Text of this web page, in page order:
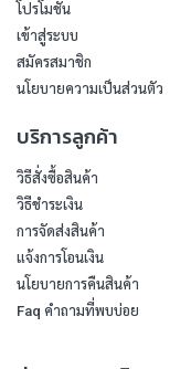
โปรโมชั่น
เข้าสู่ระบบ
สมัครสมาชิก
นโยบายความเป็นส่วนตัว
บริการลูกค้า
วิธีสั่งซื้อสินค้า
วิธีชำระเงิน
การจัดส่งสินค้า
แจ้งการโอนเงิน
นโยบายการคืนสินค้า
Faq คำถามที่พบบ่อย